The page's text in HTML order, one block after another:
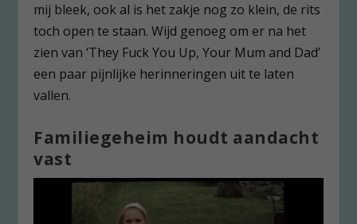
mij bleek, ook al is het zakje nog zo klein, de rits
toch open te staan. Wijd genoeg om er na het
zien van ‘They Fuck You Up, Your Mum and Dad’
een paar pijnlijke herinneringen uit te laten
vallen.
Familiegeheim houdt aandacht
vast